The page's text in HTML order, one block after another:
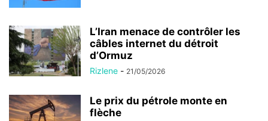
L’Iran menace de contrôler les
câbles internet du détroit
d’Ormuz
Rizlene - 21/05/2026
Le prix du pétrole monte en
flèche